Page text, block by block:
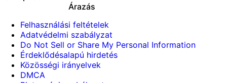
Árazás
Felhasználási feltételek
Adatvédelmi szabályzat
Do Not Sell or Share My Personal Information
Érdeklődésalapú hirdetés
Közösségi irányelvek
DMCA